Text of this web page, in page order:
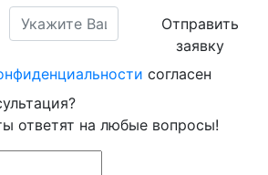
Отправить
заявку
согласен
ответят на любые вопросы!